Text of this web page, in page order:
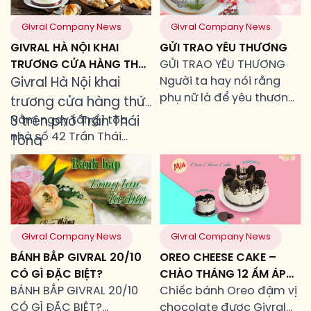
11/07/2021, xin quí khách
hàng liên hệ mua hàng
những chi nhánh Givral
sau:
34 cửa hàng Givral tại
Tp.HCM.
Givral Company News
GIVRAL HÀ NỘI KHAI
TRƯƠNG CỬA HÀNG THỨ
3 TRÊN PHỐ TRẦN THÁI
TÔNG
Givral Hà Nội khai
trương cửa hàng thứ
3 trên phố Trần Thái
Tông
Nằm ngay tầng 1 tòa
nhà số 42 Trần Thái
Tông, Cầu giấy, Hà Nội,
Givral Bakery & Café
Trần Thái Tông – cửa
hàng bánh thứ 3 khai
trươngvào ngày
06/10/2021thực sự là
điểm hẹn hấp dẫn cho
những thực khách yêu
Givral”tại Hà Nội.
Givral Company News
GỬI TRAO YÊU THƯƠNG
GỬI TRAO YÊU THƯƠNG
Người ta hay nói rằng
phụ nữ là để yêu thương
chỉ có vào Ngày 20/10 -
Ngày Phụ Nữ Việt Nam.
Givral Company News
BÁNH BẮP GIVRAL 20/10
CÓ GÌ ĐẶC BIỆT?
BÁNH BẮP GIVRAL 20/10
CÓ GÌ ĐẶC BIỆT?
Givral Company News
OREO CHEESE CAKE –
CHÀO THÁNG 12 ẤM ÁP
NGỌT NGÀO
Chiếc bánh Oreo đậm vị
chocolate được Givral